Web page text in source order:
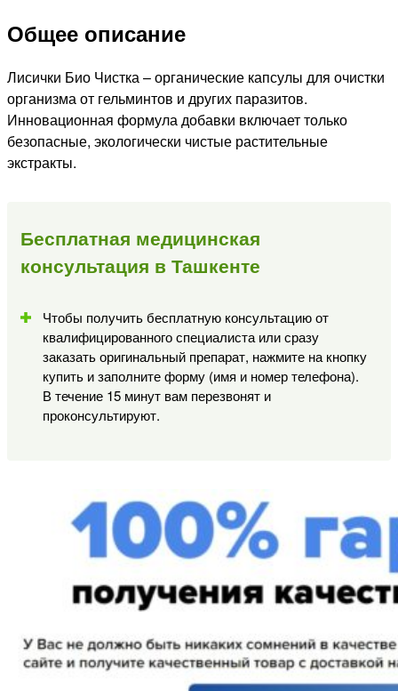
Общее описание
Лисички Био Чистка – органические капсулы для очистки
организма от гельминтов и других паразитов.
Инновационная формула добавки включает только
безопасные, экологически чистые растительные
экстракты.
Бесплатная медицинская
консультация в Ташкенте
Чтобы получить бесплатную консультацию от
квалифицированного специалиста или сразу
заказать оригинальный препарат, нажмите на кнопку
купить и заполните форму (имя и номер телефона).
В течение 15 минут вам перезвонят и
проконсультируют.